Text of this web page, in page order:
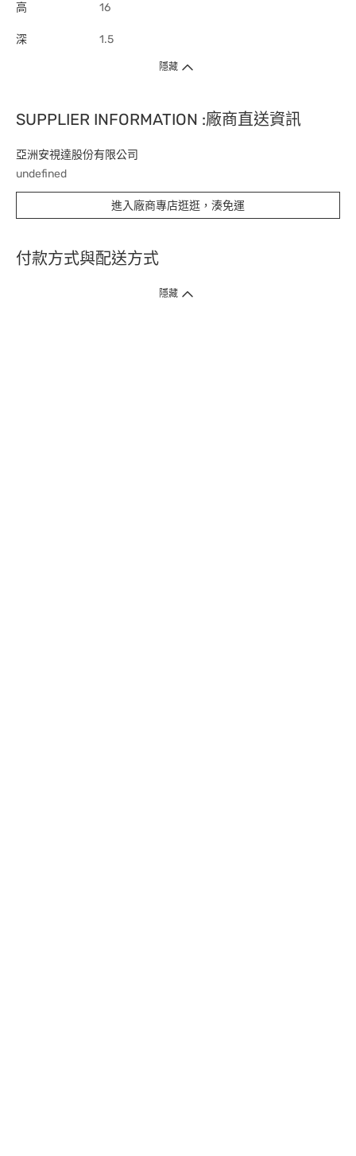
高 16
深 1.5
隱藏
SUPPLIER INFORMATION :廠商直送資訊
亞洲安視達股份有限公司
undefined
進入廠商專店逛逛，湊免運
付款方式與配送方式
隱藏